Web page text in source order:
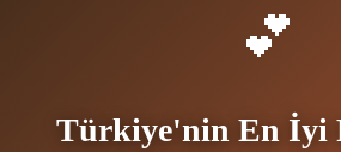
💕
Türkiye'nin En İyi